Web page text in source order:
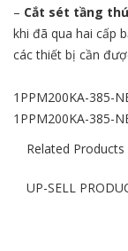
– Cắt sét tầng
khi đã qua hai cấp
các thiết bị cần
1PPM200KA-385-
1PPM200KA-385-
Related Products
UP-SELL